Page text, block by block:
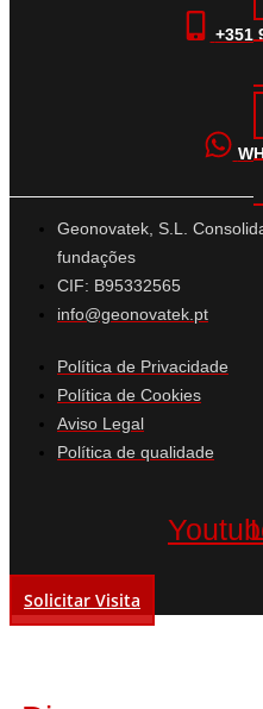
+351
Geonovatek, S.L.
fundações
CIF: B95332565
info@geonovatek.pt
Política de Privacidade
Política de Cookies
Aviso Legal
Política de qualidade
Solicitar Visita